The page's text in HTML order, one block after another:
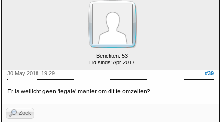
Berichten: 53
Lid sinds: Apr 2017
#39
30 May 2018, 19:29
Er is wellicht geen 'legale' manier om dit te omzeilen?
Zoek